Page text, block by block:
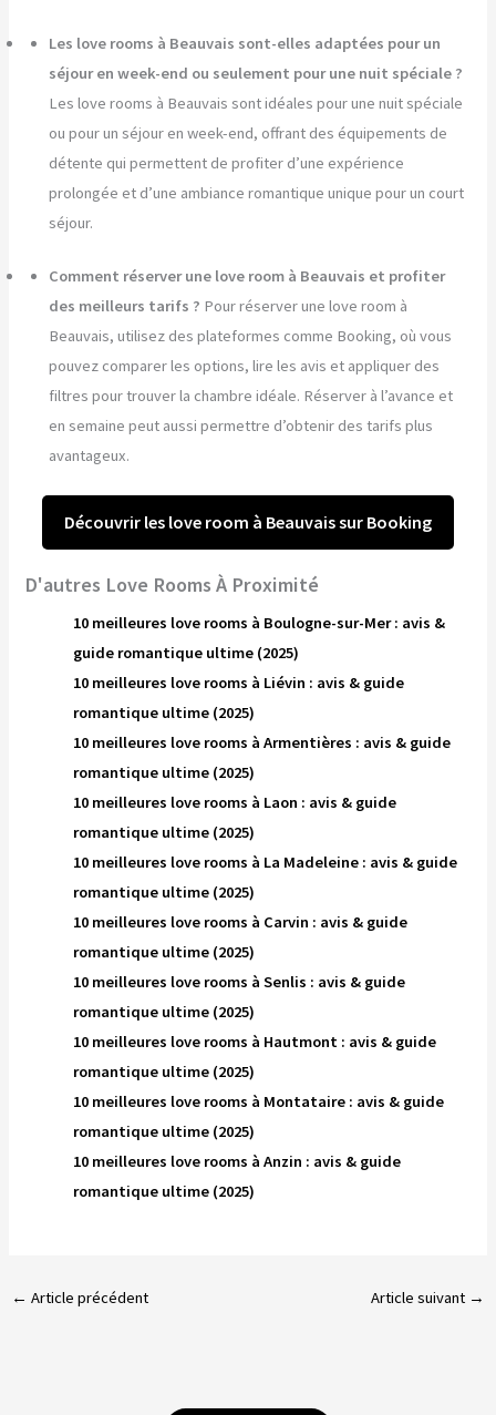
Les love rooms à Beauvais sont-elles adaptées pour un
séjour en week-end ou seulement pour une nuit spéciale ?
Les love rooms à Beauvais sont idéales pour une nuit spéciale
ou pour un séjour en week-end, offrant des équipements de
détente qui permettent de profiter d’une expérience
prolongée et d’une ambiance romantique unique pour un court
séjour.
Comment réserver une love room à Beauvais et profiter
des meilleurs tarifs ? Pour réserver une love room à
Beauvais, utilisez des plateformes comme Booking, où vous
pouvez comparer les options, lire les avis et appliquer des
filtres pour trouver la chambre idéale. Réserver à l’avance et
en semaine peut aussi permettre d’obtenir des tarifs plus
avantageux.
Découvrir les love room à Beauvais sur Booking
D'autres Love Rooms À Proximité
10 meilleures love rooms à Boulogne-sur-Mer : avis &
guide romantique ultime (2025)
10 meilleures love rooms à Liévin : avis & guide
romantique ultime (2025)
10 meilleures love rooms à Armentières : avis & guide
romantique ultime (2025)
10 meilleures love rooms à Laon : avis & guide
romantique ultime (2025)
10 meilleures love rooms à La Madeleine : avis & guide
romantique ultime (2025)
10 meilleures love rooms à Carvin : avis & guide
romantique ultime (2025)
10 meilleures love rooms à Senlis : avis & guide
romantique ultime (2025)
10 meilleures love rooms à Hautmont : avis & guide
romantique ultime (2025)
10 meilleures love rooms à Montataire : avis & guide
romantique ultime (2025)
10 meilleures love rooms à Anzin : avis & guide
romantique ultime (2025)
← Article précédent Article suivant →